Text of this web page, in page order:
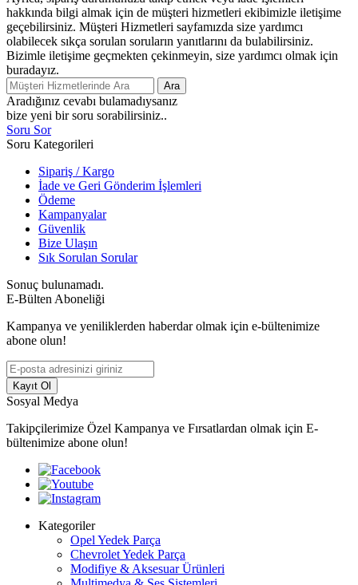
hakkında bilgi almak için de müşteri hizmetleri ekibimizle iletişime
geçebilirsiniz. Müşteri Hizmetleri sayfamızda size yardımcı
olabilecek sıkça sorulan soruların yanıtlarını da bulabilirsiniz.
Bizimle iletişime geçmekten çekinmeyin, size yardımcı olmak için
buradayız.
Ara
Aradığınız cevabı bulamadıysanız
bize yeni bir soru sorabilirsiniz..
Soru Sor
Soru Kategorileri
Sipariş / Kargo
İade ve Geri Gönderim İşlemleri
Ödeme
Kampanyalar
Güvenlik
Bize Ulaşın
Sık Sorulan Sorular
Sonuç bulunamadı.
E-Bülten Aboneliği
Kampanya ve yeniliklerden haberdar olmak için e-bültenimize
abone olun!
Kayıt Ol
Sosyal Medya
Takipçilerimize Özel Kampanya ve Fırsatlardan olmak için E-
bültenimize abone olun!
Kategoriler
Opel Yedek Parça
Chevrolet Yedek Parça
Modifiye & Aksesuar Ürünleri